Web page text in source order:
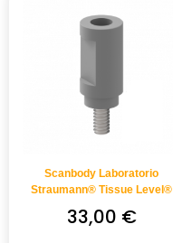
Scanbody Laboratorio
Straumann® Tissue Level®
33,00 €